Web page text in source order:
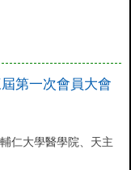
第一次會員大會
仁大學醫學院、天主